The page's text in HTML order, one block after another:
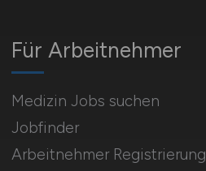
Für Arbeitnehmer
Medizin Jobs suchen
Jobfinder
Arbeitnehmer Registrierung